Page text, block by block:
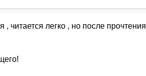
читается легко , но после прочтения